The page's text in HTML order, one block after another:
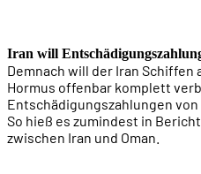
Iran will
Demnach will der Iran Schiffen
Hormus offenbar komplett
Entschädigungszahlungen
So hieß es zumindest in
zwischen Iran und Oman.